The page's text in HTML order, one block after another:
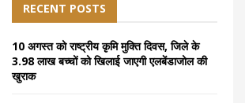
f
o
r
:
R
RECENT POSTS
10 अगस्त को राष्ट्रीय कृमि मुक्ति दिवस, जिले के
3.98 लाख बच्चों को खिलाई जाएगी एलबेंडाजोल की
खुराक